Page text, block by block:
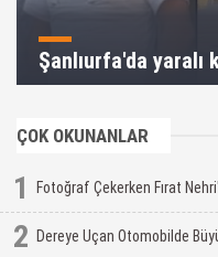
Şanlıurfa'da yaralı
ÇOK OKUNANLAR
1 Fotoğraf Çekerken Fırat
2 Dereye Uçan Otomobilde